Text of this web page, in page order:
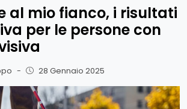
al mio fianco, i risultati
per le persone con
- 28 Gennaio 2025